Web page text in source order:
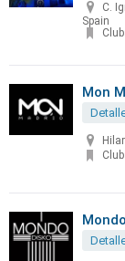
C.
Spain
Club
Mon
Club